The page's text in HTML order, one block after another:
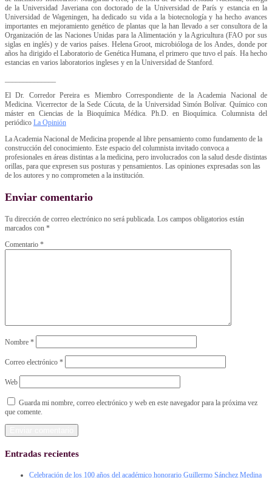
de la Universidad Javeriana con doctorado de la Universidad de París y estancia en la
Universidad de Wageningen, ha dedicado su vida a la biotecnología y ha hecho avances
importantes en mejoramiento genético de plantas que la han llevado a ser consultora de la
Organización de las Naciones Unidas para la Alimentación y la Agricultura (FAO por sus
siglas en inglés) y de varios países. Helena Groot, microbióloga de los Andes, donde por
años ha dirigido el Laboratorio de Genética Humana, el primero que tuvo el país. Ha hecho
estancias en varios laboratorios ingleses y en la Universidad de Stanford.
El Dr. Corredor Pereira es Miembro Correspondiente de la Academia Nacional de
Medicina. Vicerrector de la Sede Cúcuta, de la Universidad Simón Bolívar. Químico con
máster en Ciencias de la Bioquímica Médica. Ph.D. en Bioquímica. Columnista del
periódico La Opinión
La Academia Nacional de Medicina propende al libre pensamiento como fundamento de la
construcción del conocimiento. Este espacio del columnista invitado convoca a
profesionales en áreas distintas a la medicina, pero involucrados con la salud desde distintas
orillas, para que expresen sus posturas y pensamientos. Las opiniones expresadas son las
de los autores y no comprometen a la institución.
Enviar comentario
Tu dirección de correo electrónico no será publicada. Los campos obligatorios están
marcados con *
Comentario *
Nombre *
Correo electrónico *
Web
Guarda mi nombre, correo electrónico y web en este navegador para la próxima vez
que comente.
Entradas recientes
Celebración de los 100 años del académico honorario Guillermo Sánchez Medina